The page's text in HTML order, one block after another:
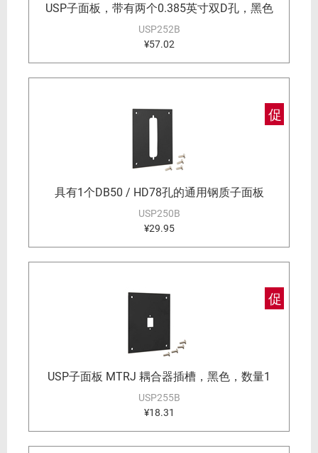
USP子面板，带有两个0.385英寸双D孔，黑色
USP252B
¥57.02
促
具有1个DB50 / HD78孔的通用钢质子面板
USP250B
¥29.95
促
USP子面板 MTRJ 耦合器插槽，黑色，数量1
USP255B
¥18.31